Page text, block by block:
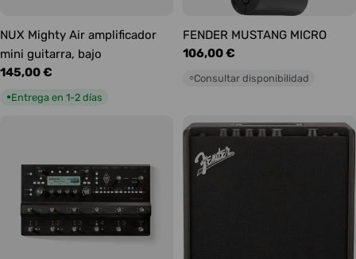
NUX Mighty Air amplificador
mini guitarra, bajo
Precio
145,00 €
●Entrega en 1-2 días
FENDER MUSTANG MICRO
Precio
106,00 €
○Consultar disponibilidad